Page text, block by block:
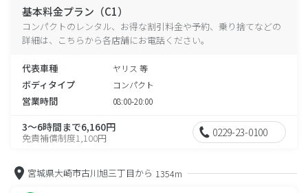
基本料金プラン（C1）
コンパクトのレンタル、お得な割引料金や予約、乗り捨てなどの
詳細は、こちらから各店舗にお電話ください。
代表車種 ヤリス 等
ボディタイプ コンパクト
営業時間 08:00-20:00
3～6時間まで6,160円
免責補償制度1,100円 0229-23-0100
宮城県大崎市古川旭三丁目から 1354m